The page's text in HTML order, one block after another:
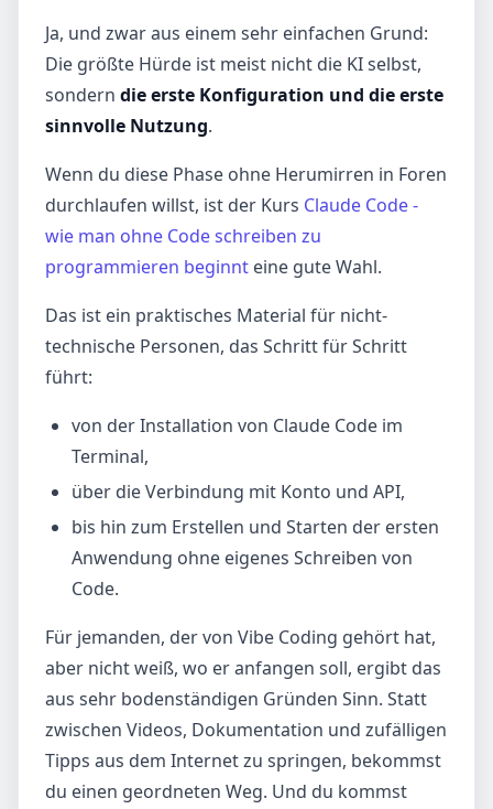
Ja, und zwar aus einem sehr einfachen Grund:
Die größte Hürde ist meist nicht die KI selbst,
sondern die erste Konfiguration und die erste
sinnvolle Nutzung.
Wenn du diese Phase ohne Herumirren in Foren
durchlaufen willst, ist der Kurs Claude Code -
wie man ohne Code schreiben zu
programmieren beginnt eine gute Wahl.
Das ist ein praktisches Material für nicht-
technische Personen, das Schritt für Schritt
führt:
von der Installation von Claude Code im
Terminal,
über die Verbindung mit Konto und API,
bis hin zum Erstellen und Starten der ersten
Anwendung ohne eigenes Schreiben von
Code.
Für jemanden, der von Vibe Coding gehört hat,
aber nicht weiß, wo er anfangen soll, ergibt das
aus sehr bodenständigen Gründen Sinn. Statt
zwischen Videos, Dokumentation und zufälligen
Tipps aus dem Internet zu springen, bekommst
du einen geordneten Weg. Und du kommst